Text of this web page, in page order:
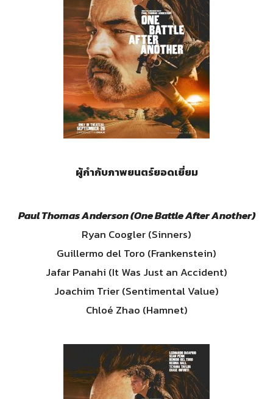
ผู้กำกับภาพยนตร์ยอดเยี่ยม
Paul Thomas Anderson (One Battle After Another)
Ryan Coogler (Sinners)
Guillermo del Toro (Frankenstein)
Jafar Panahi (It Was Just an Accident)
Joachim Trier (Sentimental Value)
Chloé Zhao (Hamnet)